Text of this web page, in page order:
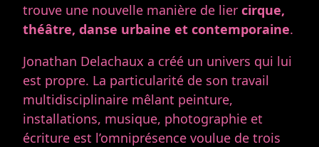
trouve une nouvelle manière de liercirque,
théâtre, danse urbaine et contemporaine.
Jonathan Delachaux a créé un univers qui lui
est propre. La particularité de son travail
multidisciplinaire mêlant peinture,
installations, musique, photographie et
écriture est l’omniprésence voulue de trois